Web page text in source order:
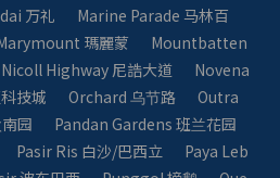
万礼
Marine Parade 马林百
瑪麗蒙
Mountbatten
Nicoll Highway 尼誥大道
Novena
技城 Orchard 乌节路
Outra
园
Pandan Gardens 班兰花园
Pasir Ris 白沙/巴西立
Paya Leb